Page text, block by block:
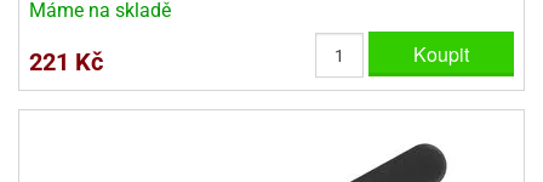
Máme na skladě
221 Kč Koupit